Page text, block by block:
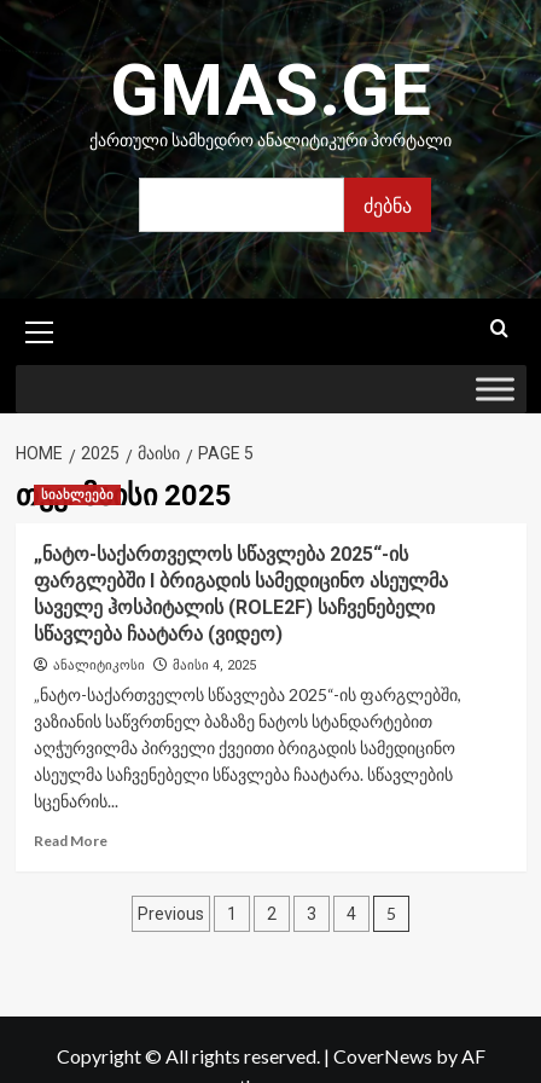
Skip
to
content
GMAS.GE
ᲥᲐᲠᲗᲣᲚᲘ ᲡᲐᲛᲮᲔᲓᲠᲝ ᲐᲜᲐᲚᲘᲢᲘᲙᲣᲠᲘ ᲞᲝᲠᲢᲐᲚᲘ
ძებნა
Menu
HOME 2025 ᲛᲐᲘᲡᲘ PAGE 5
თვე:მაისი 2025
სიახლეები
„ნატო-საქართველოს სწავლება 2025“-ის
ფარგლებში I ბრიგადის სამედიცინო ასეულმა
საველე ჰოსპიტალის (ROLE2F) საჩვენებელი
სწავლება ჩაატარა (ვიდეო)
ანალიტიკოსი მაისი 4, 2025
„ნატო-საქართველოს სწავლება 2025“-ის ფარგლებში,
ვაზიანის საწვრთნელ ბაზაზე ნატოს სტანდარტებით
აღჭურვილმა პირველი ქვეითი ბრიგადის სამედიცინო
ასეულმა საჩვენებელი სწავლება ჩაატარა. სწავლების
სცენარის...
Read MoreRead
„ნატო-
საქართველოს
ფარგლებში
ბრიგადის
ჩანაწერების
Previous 1 2 3 4 5
Copyright © All rights reserved. | CoverNews by AF